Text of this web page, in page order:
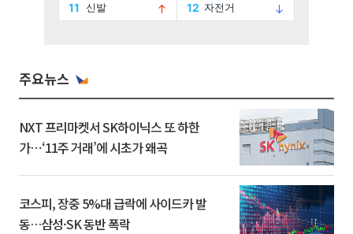
주요뉴스
NXT 프리마켓서 SK하이닉스 또 하한
가⋯‘11주 거래’에 시초가 왜곡
코스피, 장중 5%대 급락에 사이드카 발
동…삼성·SK 동반 폭락